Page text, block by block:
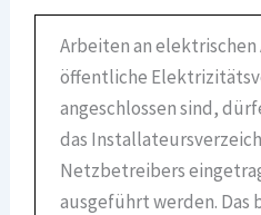
Arbeiten an elektrischen
öffentliche
angeschlossen sind,
das
Netzbetreibers
ausgeführt werden. Das